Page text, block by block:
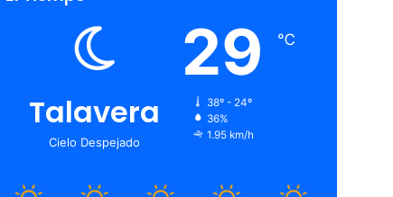
Talavera
Cielo Despejado
29 ℃
38º - 24º
36%
1.95 km/h